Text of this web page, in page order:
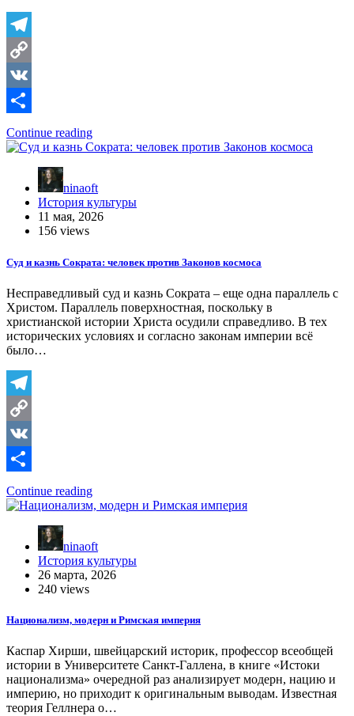
Telegram
Copy
Link
VK
Отправить
Continue reading
ninaoft
История культуры
11 мая, 2026
156 views
Суд и казнь Сократа: человек против Законов космоса
Несправедливый суд и казнь Сократа – еще одна параллель с
Христом. Параллель поверхностная, поскольку в
христианской истории Христа осудили справедливо. В тех
исторических условиях и согласно законам империи всё
было…
Telegram
Copy
Link
VK
Отправить
Continue reading
ninaoft
История культуры
26 марта, 2026
240 views
Национализм, модерн и Римская империя
Каспар Хирши, швейцарский историк, профессор всеобщей
истории в Университете Санкт-Галлена, в книге «Истоки
национализма» очередной раз анализирует модерн, нацию и
империю, но приходит к оригинальным выводам. Известная
теория Геллнера о…